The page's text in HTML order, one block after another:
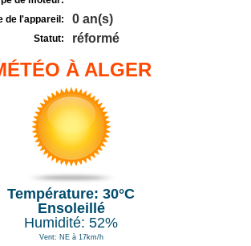
de l'appareil:
0 an(s)
Statut: réformé
À ALGER
Température: 30°C
Ensoleillé
Humidité: 52%
Vent: NE à 17km/h